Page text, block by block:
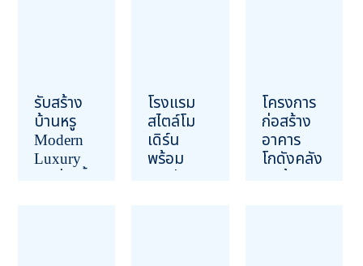
รับสร้าง
บ้านหรู
Modern
Luxury
สระว่ายน้ำ
โรงแรม
สไตล์โม
เดิร์น
พร้อม
คาเฟ่
โครงการ
ก่อสร้าง
อาคาร
โกดังคลัง
สินค้า